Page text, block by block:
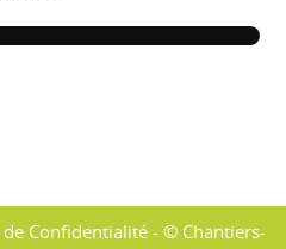
Confidentialité - © Chantiers-